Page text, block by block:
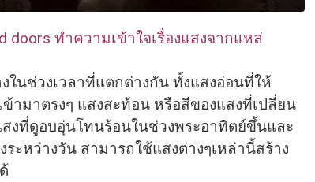
doors ทำความเข้าใจเรื่องแสงจากแหล่
งในช่วงเวลาที่แตกต่างกัน ทั้งแสงอ่อนที่ให้
ข้ามาตรงๆ แสงสะท้อน หรือสีของแสงที่เปลี่ยน
สงที่ดูอบอุ่นโทนร้อนในช่วงพระอาทิตย์ขึ้นและ
ระหว่างวัน สามารถใช้แสงต่างๆเหล่านี้สร้าง